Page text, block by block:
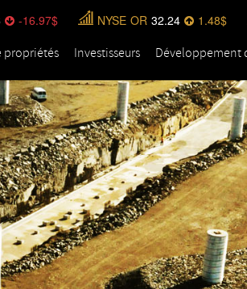
-16.97 NYSE OR 32.24 1.48
propriétés Investisseurs Développement